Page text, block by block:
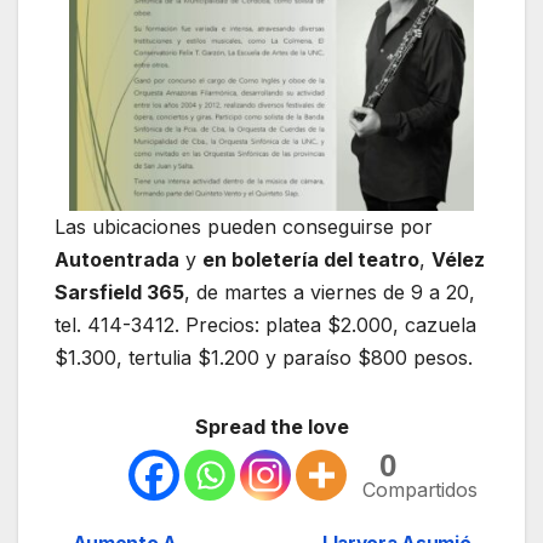
Las ubicaciones pueden conseguirse por
Autoentrada y en boletería del teatro, Vélez
Sarsfield 365, de martes a viernes de 9 a 20,
tel. 414-3412. Precios: platea $2.000, cazuela
$1.300, tertulia $1.200 y paraíso $800 pesos.
Spread the love
0
Compartidos